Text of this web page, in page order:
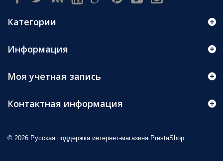
Категории
Информация
© 2026 Русская поддержка интернет-магазина PrestaShop
Моя учетная запись
Контактная информация